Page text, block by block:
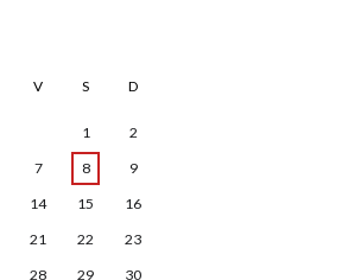
V S D
1
2
7 8
9
14 15
16
21 22
23
28 29
30